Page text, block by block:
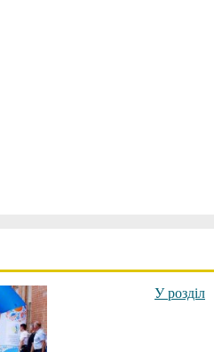
У розділ